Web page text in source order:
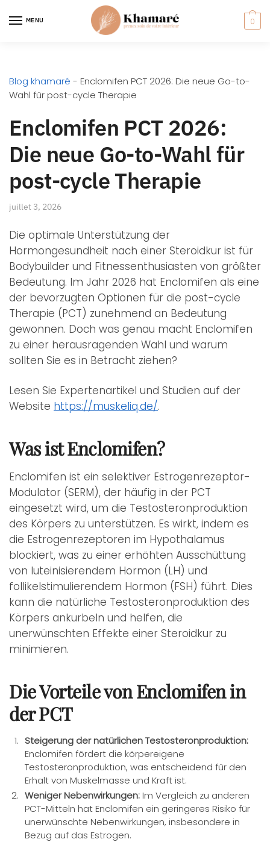
MENU 0
Blog khamaré - Enclomifen PCT 2026: Die neue Go-to-
Wahl für post-cycle Therapie
Enclomifen PCT 2026:
Die neue Go-to-Wahl für
post-cycle Therapie
juillet 3, 2026
Die optimale Unterstützung der
Hormongesundheit nach einer Steroidkur ist für
Bodybuilder und Fitnessenthusiasten von größter
Bedeutung. Im Jahr 2026 hat Enclomifen als eine
der bevorzugten Optionen für die post-cycle
Therapie (PCT) zunehmend an Bedeutung
gewonnen. Doch was genau macht Enclomifen
zu einer herausragenden Wahl und warum
sollten Sie es in Betracht ziehen?
Lesen Sie Expertenartikel und Studien auf der
Website https://muskeliq.de/.
Was ist Enclomifen?
Enclomifen ist ein selektiver Estrogenrezeptor-
Modulator (SERM), der häufig in der PCT
eingesetzt wird, um die Testosteronproduktion
des Körpers zu unterstützen. Es wirkt, indem es
die Estrogenrezeptoren im Hypothalamus
blockiert, was zu einer erhöhten Ausschüttung
von luteinisierendem Hormon (LH) und
follikelstimulierendem Hormon (FSH) führt. Dies
kann die natürliche Testosteronproduktion des
Körpers ankurbeln und helfen, die
unerwünschten Effekte einer Steroidkur zu
minimieren.
Die Vorteile von Enclomifen in
der PCT
Steigerung der natürlichen Testosteronproduktion:
Enclomifen fördert die körpereigene
Testosteronproduktion, was entscheidend für den
Erhalt von Muskelmasse und Kraft ist.
Weniger Nebenwirkungen:Im Vergleich zu anderen
PCT-Mitteln hat Enclomifen ein geringeres Risiko für
unerwünschte Nebenwirkungen, insbesondere in
Bezug auf das Estrogen.